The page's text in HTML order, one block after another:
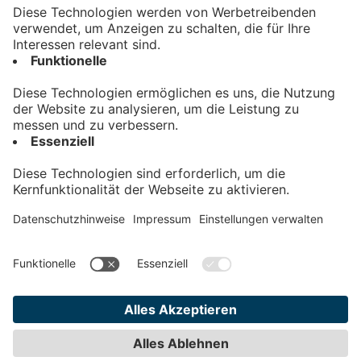
Kontakt
Impressum
Teilnahmebedingungen
Privatsphäre